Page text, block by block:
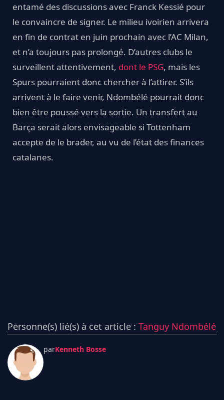
entamé des discussions avec Franck Kessié pour
le convaincre de signer. Le milieu ivoirien arrivera
en fin de contrat en juin prochain avec l’AC Milan,
et n’a toujours pas prolongé. D’autres clubs le
surveillent attentivement, dont le PSG, mais les
Spurs pourraient donc chercher à l’attirer. S’ils
arrivent à le faire venir, Ndombélé pourrait donc
bien être poussé vers la sortie. Un transfert au
Barça serait alors envisageable si Tottenham
accepte de le brader, au vu de l’état des finances
catalanes.
Personne(s) lié(s) à cet article : Tanguy Ndombélé
parKenneth Bosse